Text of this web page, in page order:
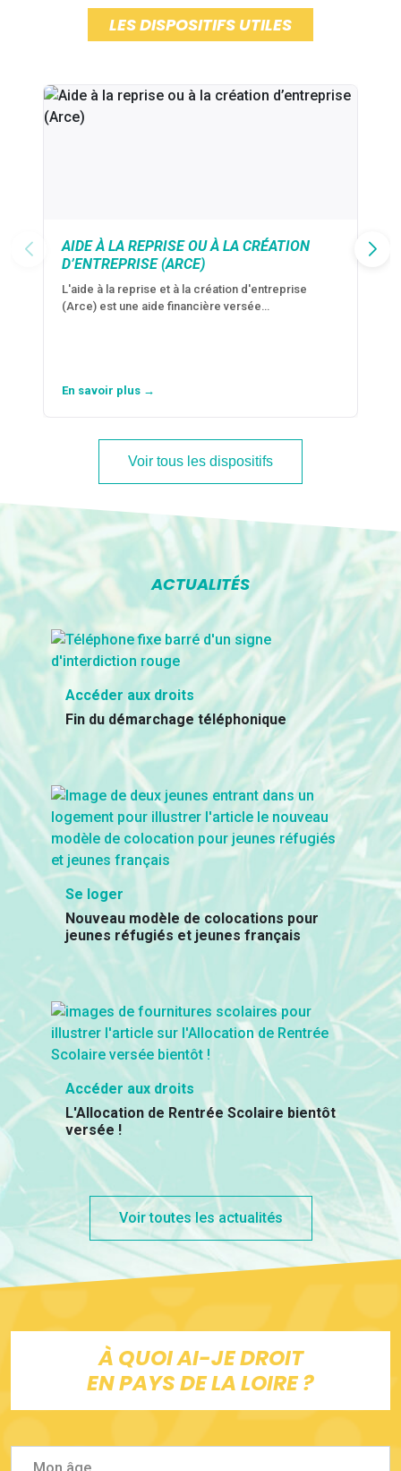
LES DISPOSITIFS UTILES
AIDE À LA REPRISE OU À LA CRÉATION
D’ENTREPRISE (ARCE)
L'aide à la reprise et à la création d'entreprise
(Arce) est une aide financière versée…
En savoir plus →
Voir tous les dispositifs
ACTUALITÉS
Accéder aux droits
Fin du démarchage téléphonique
Se loger
Nouveau modèle de colocations pour
jeunes réfugiés et jeunes français
Accéder aux droits
L'Allocation de Rentrée Scolaire bientôt
versée !
Voir toutes les actualités
À QUOI AI-JE DROIT
EN PAYS DE LA LOIRE ?